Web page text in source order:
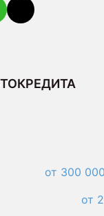
от 300
от